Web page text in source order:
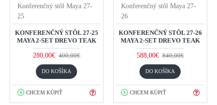
Konferenčný stôl Maya 27-
25
KONFERENČNÝ STÔL 27-25
MAYA 2-SET DREVO TEAK
280,00€ 400,00€
DO KOŠÍKA
CHCEM KÚPIŤ
Konferenčný stôl Maya 27-
26
KONFERENČNÝ STÔL 27-26
MAYA 2-SET DREVO TEAK
588,00€ 840,00€
DO KOŠÍKA
CHCEM KÚPIŤ